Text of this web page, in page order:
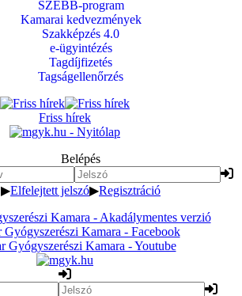
SZEBB-program
Kamarai kedvezmények
Szakképzés 4.0
e-ügyintézés
Tagdíjfizetés
Tagságellenőrzés
Friss hírek
Belépés
▶Elfelejtett jelszó▶Regisztráció